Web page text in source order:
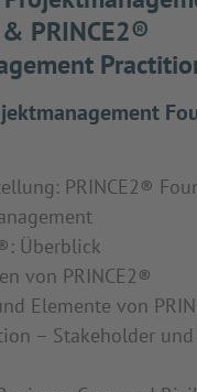
PRINCE2®
PRINCE2®
Überblick
von PRINCE2®
Elemente von
– Stakeholder